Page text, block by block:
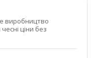
виробництво
ціни без